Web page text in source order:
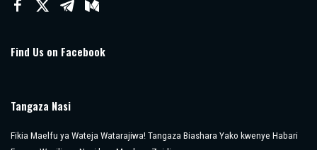
Find Us on Facebook
Tangaza Nasi
Fikia Maelfu ya Wateja Watarajiwa! Tangaza Biashara Yako kwenye Habari